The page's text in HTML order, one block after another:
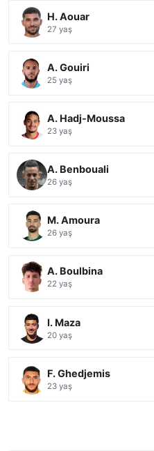
H. Aouar
27 yaş
A. Gouiri
25 yaş
A. Hadj-Moussa
23 yaş
A. Benbouali
26 yaş
M. Amoura
26 yaş
A. Boulbina
22 yaş
I. Maza
20 yaş
F. Ghedjemis
23 yaş